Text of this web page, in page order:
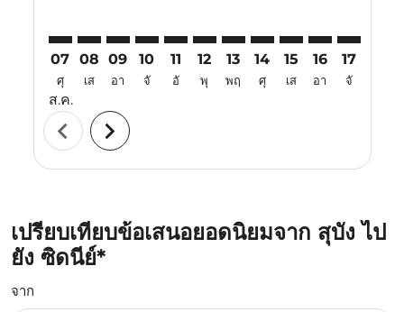
07
ศุ
ส.ค.
08
เส
09
อา
10
จั
11
อั
12
พุ
13
พฤ
14
ศุ
15
เส
16
อา
17
จั
chevron_left chevron_right
เปรียบเทียบข้อเสนอยอดนิยมจาก สุบัง ไป
ยัง ซิดนีย์*
จาก